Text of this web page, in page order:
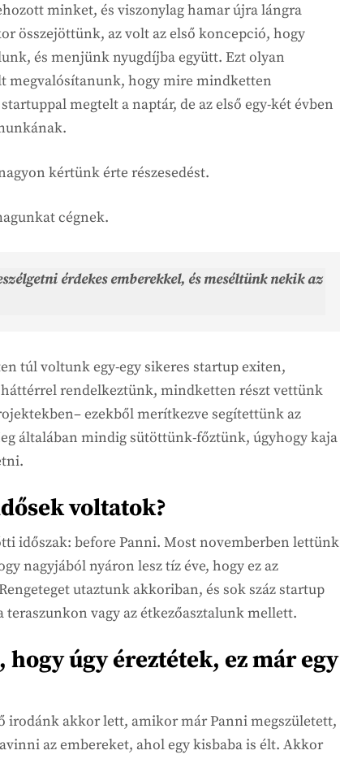
minket, és viszonylag hamar újra lángra
összejöttünk, az volt az első koncepció, hogy
és menjünk nyugdíjba együtt. Ezt olyan
megvalósítanunk, hogy mire mindketten
megtelt a naptár, de az első egy-két évben
kértünk érte részesedést.
cégnek.
érdekes emberekkel, és meséltünk nekik az
túl voltunk egy-egy sikeres startup exiten,
rendelkeztünk, mindketten részt vettünk
ezekből merítkezve segítettünk az
általában mindig sütöttünk-főztünk, úgyhogy kaja
voltatok?
időszak: before Panni. Most novemberben lettünk
nagyjából nyáron lesz tíz éve, hogy ez az
utaztunk akkoriban, és sok száz startup
teraszunkon vagy az étkezőasztalunk mellett.
úgy éreztétek, ez már egy
irodánk akkor lett, amikor már Panni megszületett,
az embereket, ahol egy kisbaba is élt. Akkor